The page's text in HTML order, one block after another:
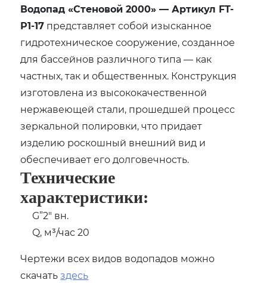
Водопад «Стеновой 2000» — Артикул FT-
Р1-17 представляет собой изысканное
гидротехническое сооружение, созданное
для бассейнов различного типа — как
частных, так и общественных. Конструкция
изготовлена из высококачественной
нержавеющей стали, прошедшей процесс
зеркальной полировки, что придает
изделию роскошный внешний вид и
обеспечивает его долговечность.
Технические
характеристики:
G”2″ вн.
Q, м³/час 20
Чертежи всех видов водопадов можно
скачатьздесь